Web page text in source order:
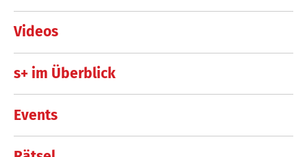
Videos
s+ im Überblick
Events